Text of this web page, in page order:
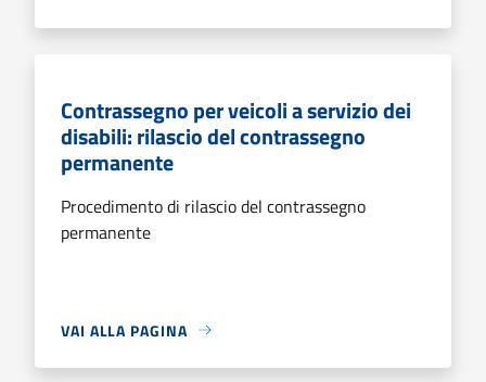
Contrassegno per veicoli a servizio dei
disabili: rilascio del contrassegno
permanente
Procedimento di rilascio del contrassegno
permanente
VAI ALLA PAGINA